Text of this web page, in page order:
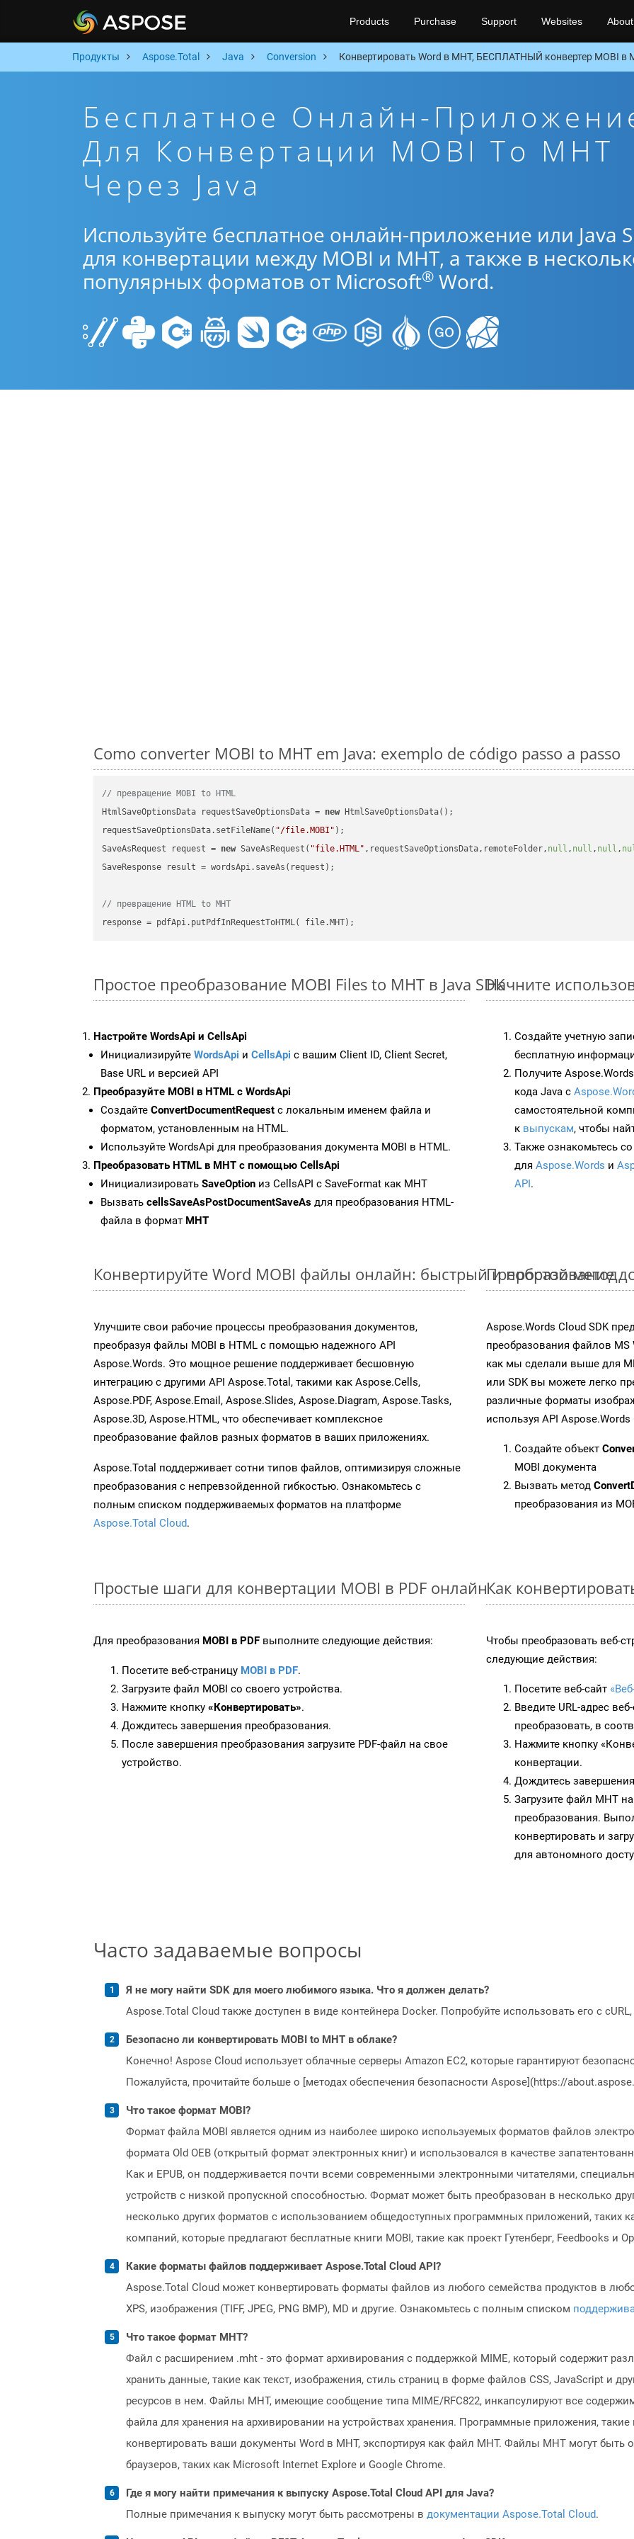
Products Purchase Support Websites About
Продукты Aspose.Total Java Conversion Конвертировать Word в MHT, БЕСПЛАТНЫЙ конвертер MOBI в
Бесплатное Онлайн-
Для Конвертации MOBI To MHT
Через Java
Используйте бесплатное онлайн-приложение или Java
для конвертации между MOBI и MHT, а также в
популярных форматов от Microsoft® Word.
Como converter MOBI to MHT em Java: exemplo de código passo a passo
// превращение MOBI to HTML
HtmlSaveOptionsData requestSaveOptionsData = new HtmlSaveOptionsData();
requestSaveOptionsData.setFileName( "/file.MOBI" );
SaveAsRequest request = new SaveAsRequest( "file.HTML" ,requestSaveOptionsData,remoteFolder, null , null , null ,
SaveResponse result = wordsApi.saveAs(request);
// превращение HTML to MHT
Простое преобразование MOBI Files to MHT в Java SDK
Настройте WordsApi и CellsApi
Инициализируйте WordsApi и CellsApi с вашим Client ID, Client Secret,
Base URL и версией API
Преобразуйте MOBI в HTML с WordsApi
Создайте ConvertDocumentRequest с локальным именем файла и
форматом, установленным на HTML.
Используйте WordsApi для преобразования документа MOBI в HTML.
Преобразовать HTML в MHT с помощью CellsApi
Инициализировать SaveOption из CellsAPI с SaveFormat как MHT
Вызвать cellsSaveAsPostDocumentSaveAs для преобразования HTML-
файла в формат MHT
Начните
Создайте учетную
бесплатную
Получите
кода Java с
самостоятельной
к выпускам, чтобы
Также ознакомьтесь
для Aspose.Words и
API.
Конвертируйте Word MOBI файлы онлайн: быстрый и простой метод
Улучшите свои рабочие процессы преобразования документов,
преобразуя файлы MOBI в HTML с помощью надежного API
Aspose.Words. Это мощное решение поддерживает бесшовную
интеграцию с другими API Aspose.Total, такими как Aspose.Cells,
Aspose.PDF, Aspose.Email, Aspose.Slides, Aspose.Diagram, Aspose.Tasks,
Aspose.3D, Aspose.HTML, что обеспечивает комплексное
преобразование файлов разных форматов в ваших приложениях.
Aspose.Total поддерживает сотни типов файлов, оптимизируя сложные
преобразования с непревзойденной гибкостью. Ознакомьтесь с
полным списком поддерживаемых форматов на платформе
Aspose.Total Cloud.
Преобразование
Aspose.Words Cloud SDK
преобразования файлов
как мы сделали выше для
или SDK вы можете легко
различные форматы
используя API Aspose.Words
Создайте объект
MOBI документа
Вызвать метод
преобразования из
Простые шаги для конвертации MOBI в PDF онлайн
Для преобразования MOBI в PDF выполните следующие действия:
Посетите веб-страницу MOBI в PDF.
Загрузите файл MOBI со своего устройства.
Нажмите кнопку «Конвертировать».
Дождитесь завершения преобразования.
После завершения преобразования загрузите PDF-файл на свое
устройство.
Как
Чтобы преобразовать веб-
следующие действия:
Посетите веб-сайт
Введите URL-адрес
преобразовать, в
Нажмите кнопку
конвертации.
Дождитесь
Загрузите файл MHT
преобразования.
конвертировать и
для автономного
Часто задаваемые вопросы
Я не могу найти SDK для моего любимого языка. Что я должен делать?
Aspose.Total Cloud также доступен в виде контейнера Docker. Попробуйте использовать его с
Безопасно ли конвертировать MOBI to MHT в облаке?
Конечно! Aspose Cloud использует облачные серверы Amazon EC2, которые гарантируют
Пожалуйста, прочитайте больше о [методах обеспечения безопасности Aspose](https://
Что такое формат MOBI?
Формат файла MOBI является одним из наиболее широко используемых форматов файлов
формата Old OEB (открытый формат электронных книг) и использовался в качестве
Как и EPUB, он поддерживается почти всеми современными электронными читателями,
устройств с низкой пропускной способностью. Формат может быть преобразован в несколько
несколько других форматов с использованием общедоступных программных приложений, таких
компаний, которые предлагают бесплатные книги MOBI, такие как проект Гутенберг, Feedbooks и
Какие форматы файлов поддерживает Aspose.Total Cloud API?
Aspose.Total Cloud может конвертировать форматы файлов из любого семейства продуктов в
XPS, изображения (TIFF, JPEG, PNG BMP), MD и другие. Ознакомьтесь с полным списком
Что такое формат MHT?
Файл с расширением .mht - это формат архивирования с поддержкой MIME, который содержит
хранить данные, такие как текст, изображения, стиль страниц в форме файлов CSS, JavaScript и
ресурсов в нем. Файлы MHT, имеющие сообщение типа MIME/RFC822, инкапсулируют все
файла для хранения на архивировании на устройствах хранения. Программные приложения,
конвертировать ваши документы Word в MHT, экспортируя как файл MHT. Файлы MHT могут
браузеров, таких как Microsoft Internet Explore и Google Chrome.
Где я могу найти примечания к выпуску Aspose.Total Cloud API для Java?
Полные примечания к выпуску могут быть рассмотрены в документации Aspose.Total Cloud.